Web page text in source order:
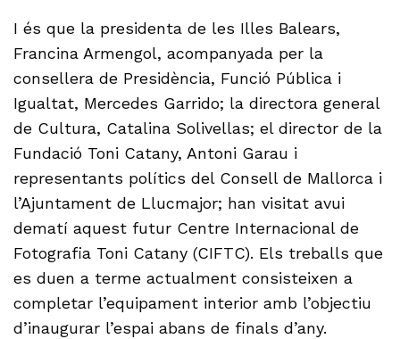
I és que la presidenta de les Illes Balears,
Francina Armengol, acompanyada per la
consellera de Presidència, Funció Pública i
Igualtat, Mercedes Garrido; la directora general
de Cultura, Catalina Solivellas; el director de la
Fundació Toni Catany, Antoni Garau i
representants polítics del Consell de Mallorca i
l’Ajuntament de Llucmajor; han visitat avui
dematí aquest futur Centre Internacional de
Fotografia Toni Catany (CIFTC). Els treballs que
es duen a terme actualment consisteixen a
completar l’equipament interior amb l’objectiu
d’inaugurar l’espai abans de finals d’any.